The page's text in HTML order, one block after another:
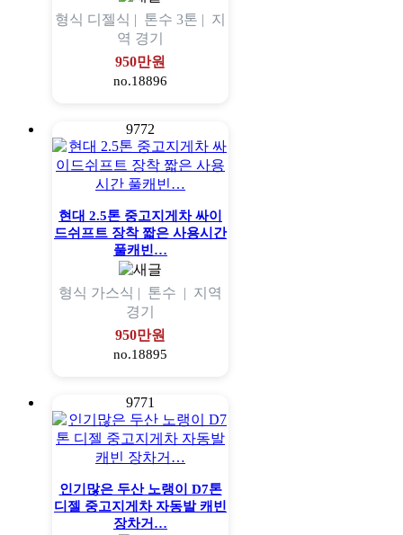
형식 디젤식 | 톤수 3톤 | 지
역 경기
950만원
no.18896
9772
현대 2.5톤 중고지게차 싸이
드쉬프트 장착 짧은 사용시간
풀캐빈…
형식 가스식 | 톤수 | 지역
경기
950만원
no.18895
9771
인기많은 두산 노랭이 D7톤
디젤 중고지게차 자동발 캐빈
장차거…